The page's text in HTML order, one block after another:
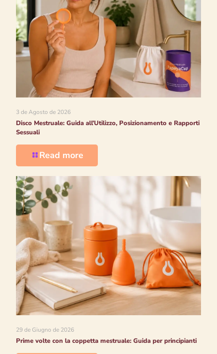
3 de Agosto de 2026
Disco Mestruale: Guida all’Utilizzo, Posizionamento e Rapporti
Sessuali
Read more
29 de Giugno de 2026
Prime volte con la coppetta mestruale: Guida per principianti